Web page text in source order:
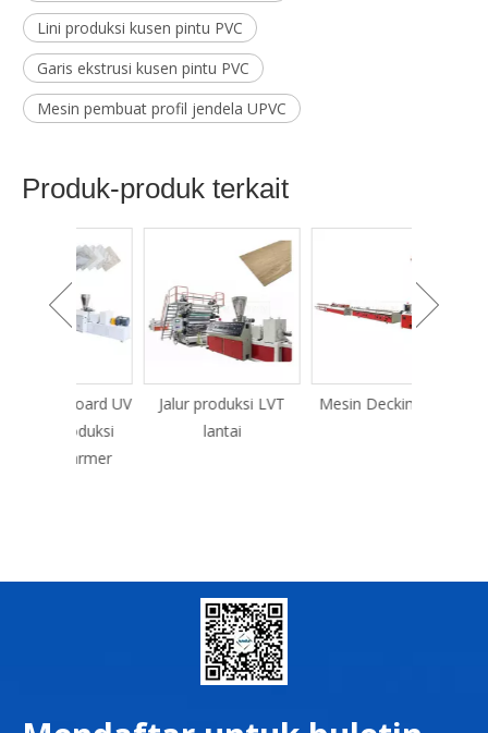
Lini produksi kusen pintu PVC
Garis ekstrusi kusen pintu PVC
Mesin pembuat profil jendela UPVC
Produk-produk terkait
Jalur produksi LVT
Mesin Decking WPC